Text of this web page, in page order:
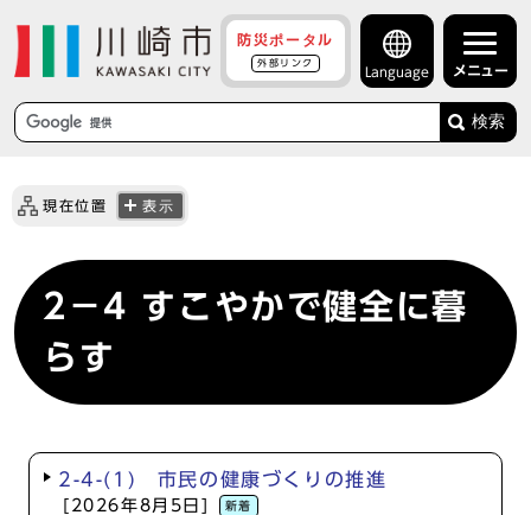
防災ポータル
外部リンク
Language メニュー
検索
現在位置 表示
2－4 すこやかで健全に暮
らす
2-4-(1) 市民の健康づくりの推進
[2026年8月5日] 新着